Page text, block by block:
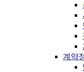
계약